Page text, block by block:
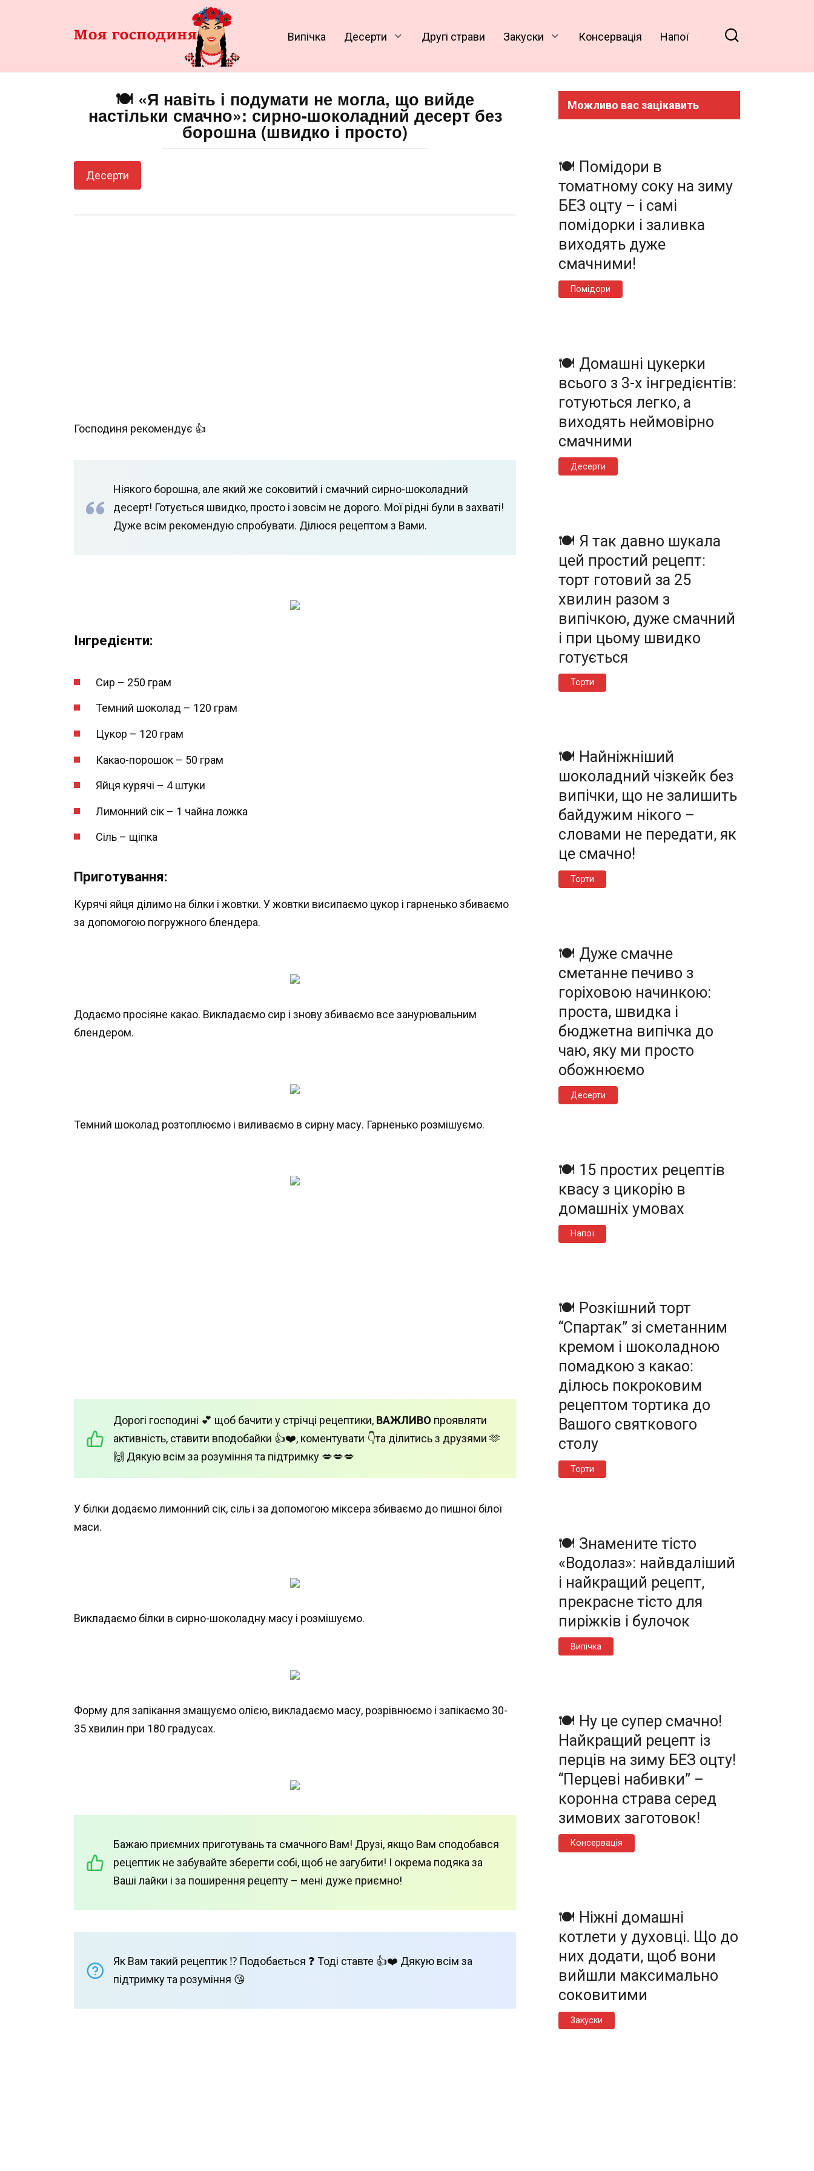
Випічка Десерти Другі страви Закуски Консервація Напої
🍽️ «Я навіть і подумати не могла, що вийде
настільки смачно»: сирно-шоколадний десерт без
борошна (швидко і просто)
Десерти
Господиня рекомендує 👍
Ніякого борошна, але який же соковитий і смачний сирно-шоколадний
десерт! Готується швидко, просто і зовсім не дорого. Мої рідні були в захваті!
Дуже всім рекомендую спробувати. Ділюся рецептом з Вами.
Інгредієнти:
Сир – 250 грам
Темний шоколад – 120 грам
Цукор – 120 грам
Какао-порошок – 50 грам
Яйця курячі – 4 штуки
Лимонний сік – 1 чайна ложка
Сіль – щіпка
Приготування:
Курячі яйця ділимо на білки і жовтки. У жовтки висипаємо цукор і гарненько збиваємо
за допомогою погружного блендера.
Додаємо просіяне какао. Викладаємо сир і знову збиваємо все занурювальним
блендером.
Темний шоколад розтоплюємо і виливаємо в сирну масу. Гарненько розмішуємо.
Дорогі господині 💕 щоб бачити у стрічці рецептики, ВАЖЛИВО проявляти
активність, ставити вподобайки 👍❤️, коментувати 👇та ділитись з друзями 🫶
🙌 Дякую всім за розуміння та підтримку 💋💋💋
У білки додаємо лимонний сік, сіль і за допомогою міксера збиваємо до пишної білої
маси.
Викладаємо білки в сирно-шоколадну масу і розмішуємо.
Форму для запікання змащуємо олією, викладаємо масу, розрівнюємо і запікаємо 30-
35 хвилин при 180 градусах.
Бажаю приємних приготувань та смачного Вам! Друзі, якщо Вам сподобався
рецептик не забувайте зберегти собі, щоб не загубити! І окрема подяка за
Ваші лайки і за поширення рецепту – мені дуже приємно!
Як Вам такий рецептик ⁉️ Подобається ❓ Тоді ставте 👍❤️ Дякую всім за
підтримку та розуміння 😘
Можливо вас зацікавить
🍽️ Помідори в
томатному соку на зиму
БЕЗ оцту – і самі
помідорки і заливка
виходять дуже
смачними!
Помідори
🍽️ Домашні цукерки
всього з 3-х інгредієнтів:
готуються легко, а
виходять неймовірно
смачними
Десерти
🍽️ Я так давно шукала
цей простий рецепт:
торт готовий за 25
хвилин разом з
випічкою, дуже смачний
і при цьому швидко
готується
Торти
🍽️ Найніжніший
шоколадний чізкейк без
випічки, що не залишить
байдужим нікого –
словами не передати, як
це смачно!
Торти
🍽️ Дуже смачне
сметанне печиво з
горіховою начинкою:
проста, швидка і
бюджетна випічка до
чаю, яку ми просто
обожнюємо
Десерти
🍽️ 15 простих рецептів
квасу з цикорію в
домашніх умовах
Напої
🍽️ Розкішний торт
“Спартак” зі сметанним
кремом і шоколадною
помадкою з какао:
ділюсь покроковим
рецептом тортика до
Вашого святкового
столу
Торти
🍽️ Знамените тісто
«Водолаз»: найвдаліший
і найкращий рецепт,
прекрасне тісто для
пиріжків і булочок
Випічка
🍽️ Ну це супер смачно!
Найкращий рецепт із
перців на зиму БЕЗ оцту!
“Перцеві набивки” –
коронна страва серед
зимових заготовок!
Консервація
🍽️ Ніжні домашні
котлети у духовці. Що до
них додати, щоб вони
вийшли максимально
соковитими
Закуски